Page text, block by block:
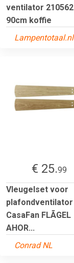
ventilator 210562
90cm koffie
Lampentotaal.nl
€ 25.99
Vleugelset voor
plafondventilator
CasaFan FLÃGEL
AHOR...
Conrad NL